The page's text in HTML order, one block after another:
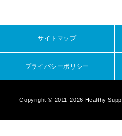
サイトマップ
プライバシーポリシー
Copyright © 2011-2026 Healthy